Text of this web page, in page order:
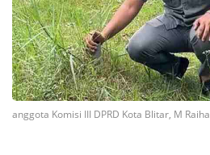
anggota Komisi III DPRD Kota Blitar, M